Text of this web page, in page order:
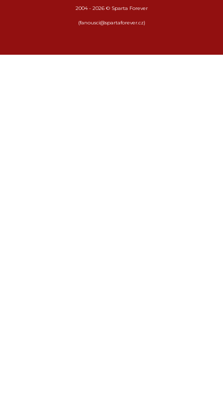
2004 - 2026 © Sparta Forever
(fanousci@spartaforever.cz)